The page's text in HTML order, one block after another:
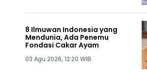
8 Ilmuwan Indonesia yang
Mendunia, Ada Penemu
Fondasi Cakar Ayam
03 Agu 2026, 12:20 WIB